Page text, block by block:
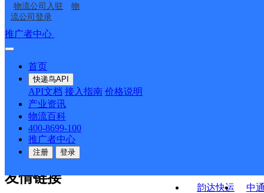
物流公司入驻
物
流公司登录
推广者中心
首页
快递鸟API
API文档 接入指南 价格说明
产业资讯
物流百科
400-8699-100
推广者中心
注册 登录
嵩明二部
韵达快运
中
接口API
API接口 DEMO下载
关于我们
公司介绍 企业动态
合作伙伴 快递鸟接口服务协议
户隐私政策
友情链接